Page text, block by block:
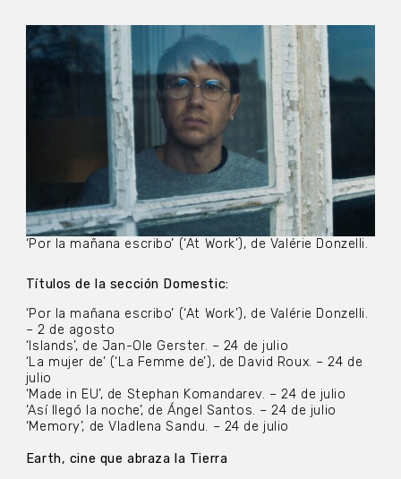
‘Por la mañana escribo’ (‘At Work’), de Valérie Donzelli.
Títulos de la sección Domestic:
‘Por la mañana escribo’ (‘At Work’), de Valérie Donzelli.
– 2 de agosto
‘Islands’, de Jan-Ole Gerster. – 24 de julio
‘La mujer de’ (‘La Femme de’), de David Roux. – 24 de
julio
‘Made in EU’, de Stephan Komandarev. – 24 de julio
‘Así llegó la noche’, de Ángel Santos. – 24 de julio
‘Memory’, de Vladlena Sandu. – 24 de julio
Earth, cine que abraza la Tierra